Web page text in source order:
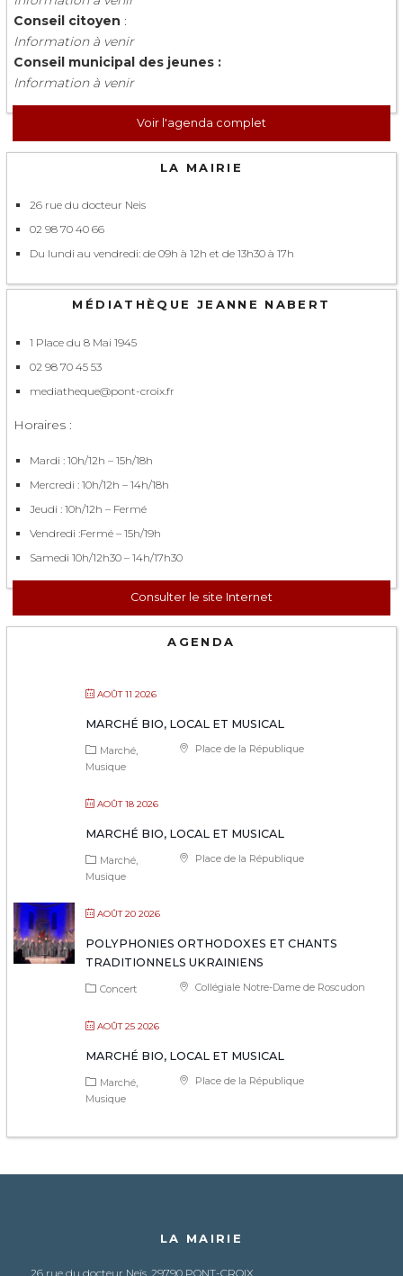
Conseil citoyen :
Information à venir
Conseil municipal des jeunes :
Information à venir
Voir l'agenda complet
LA MAIRIE
26 rue du docteur Neis
02 98 70 40 66
Du lundi au vendredi: de 09h à 12h et de 13h30 à 17h
MÉDIATHÈQUE JEANNE NABERT
1 Place du 8 Mai 1945
02 98 70 45 53
mediatheque@pont-croix.fr
Horaires :
Mardi : 10h/12h – 15h/18h
Mercredi : 10h/12h – 14h/18h
Jeudi : 10h/12h – Fermé
Vendredi :Fermé – 15h/19h
Samedi 10h/12h30 – 14h/17h30
Consulter le site Internet
AGENDA
AOÛT 11 2026
MARCHÉ BIO, LOCAL ET MUSICAL
Place de la République
Marché
Musique
AOÛT 18 2026
MARCHÉ BIO, LOCAL ET MUSICAL
Place de la République
Marché
Musique
AOÛT 20 2026
POLYPHONIES ORTHODOXES ET CHANTS
TRADITIONNELS UKRAINIENS
Collégiale Notre-Dame de Roscudon
Concert
AOÛT 25 2026
MARCHÉ BIO, LOCAL ET MUSICAL
Place de la République
Marché
Musique
LA MAIRIE
26 rue du docteur Neïs, 29790 PONT-CROIX